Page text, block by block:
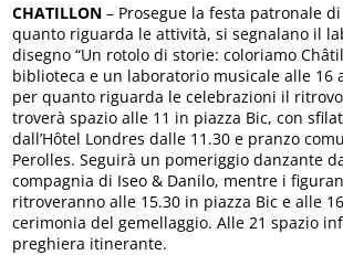
CHATILLON – Prosegue la festa patronale
quanto riguarda le attività, si segnalano il
disegno “Un rotolo di storie: coloriamo
biblioteca e un laboratorio musicale alle 16
per quanto riguarda le celebrazioni il
troverà spazio alle 11 in piazza Bic, con
dall’Hôtel Londres dalle 11.30 e pranzo
Perolles. Seguirà un pomeriggio danzante
compagnia di Iseo & Danilo, mentre i
ritroveranno alle 15.30 in piazza Bic e alle
cerimonia del gemellaggio. Alle 21 spazio
preghiera itinerante.